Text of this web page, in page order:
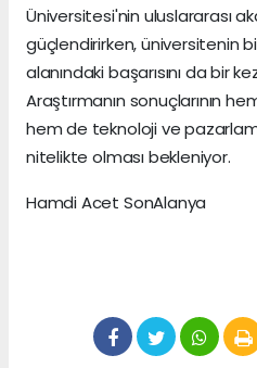
Üniversitesi'nin uluslararası
güçlendirirken, üniversitenin
alanındaki başarısını da bir
Araştırmanın sonuçlarının
hem de teknoloji ve
nitelikte olması bekleniyor.
Hamdi Acet SonAlanya